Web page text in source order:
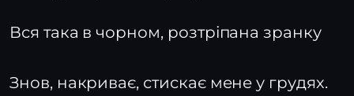
Вся така в чорном, розтріпана зранку
Знов, накриває, стискає мене у грудях.